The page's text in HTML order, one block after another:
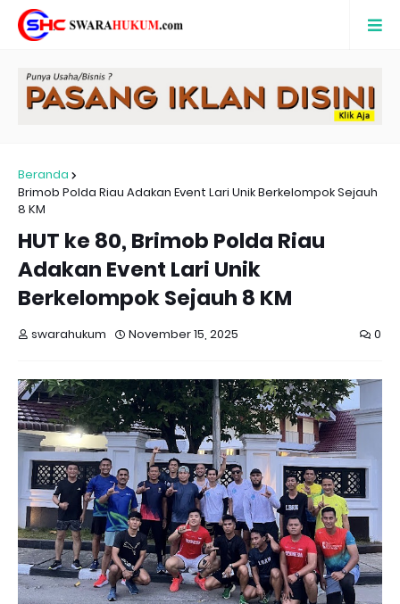
Beranda
Brimob Polda Riau Adakan Event Lari Unik Berkelompok Sejauh
8 KM
HUT ke 80, Brimob Polda Riau
Adakan Event Lari Unik
Berkelompok Sejauh 8 KM
swarahukum November 15, 2025 0